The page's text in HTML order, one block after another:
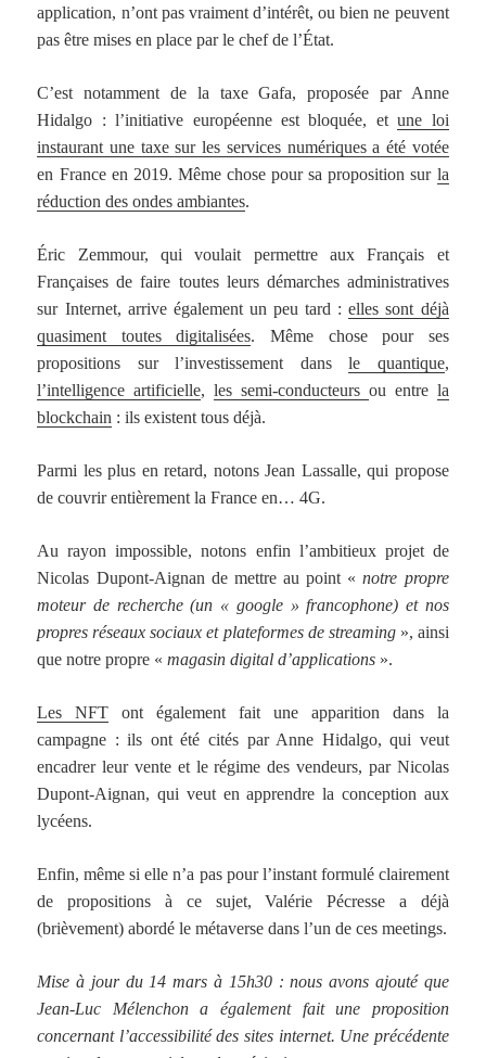
application, n’ont pas vraiment d’intérêt, ou bien ne peuvent
pas être mises en place par le chef de l’État.
C’est notamment de la taxe Gafa, proposée par Anne
Hidalgo : l’initiative européenne est bloquée, etune loi
instaurant une taxe sur les services numériques a été votée
en France en 2019. Même chose pour sa proposition sur la
réduction des ondes ambiantes.
Éric Zemmour, qui voulait permettre aux Français et
Françaises de faire toutes leurs démarches administratives
sur Internet, arrive également un peu tard :elles sont déjà
quasiment toutes digitalisées. Même chose pour ses
propositions sur l’investissement dansle quantique,
l’intelligence artificielle,les semi-conducteurs ou entre la
blockchain : ils existent tous déjà.
Parmi les plus en retard, notons Jean Lassalle, qui propose
de couvrir entièrement la France en… 4G.
Au rayon impossible, notons enfin l’ambitieux projet de
Nicolas Dupont-Aignan de mettre au point «notre propre
moteur de recherche (un « google » francophone) et nos
propres réseaux sociaux et plateformes de streaming », ainsi
que notre propre «magasin digital d’applications ».
Les NFT ont également fait une apparition dans la
campagne : ils ont été cités par Anne Hidalgo, qui veut
encadrer leur vente et le régime des vendeurs, par Nicolas
Dupont-Aignan, qui veut en apprendre la conception aux
lycéens.
Enfin, même si elle n’a pas pour l’instant formulé clairement
de propositions à ce sujet, Valérie Pécresse a déjà
(brièvement) abordé le métaverse dans l’un de ces meetings.
Mise à jour du 14 mars à 15h30 : nous avons ajouté que
Jean-Luc Mélenchon a également fait une proposition
concernant l’accessibilité des sites internet. Une précédente